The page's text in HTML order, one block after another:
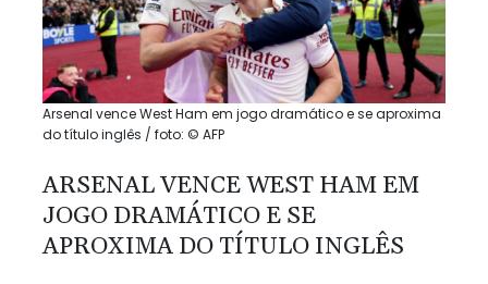
Arsenal vence West Ham em jogo dramático e se aproxima
do título inglês / foto: © AFP
ARSENAL VENCE WEST HAM EM
JOGO DRAMÁTICO E SE
APROXIMA DO TÍTULO INGLÊS